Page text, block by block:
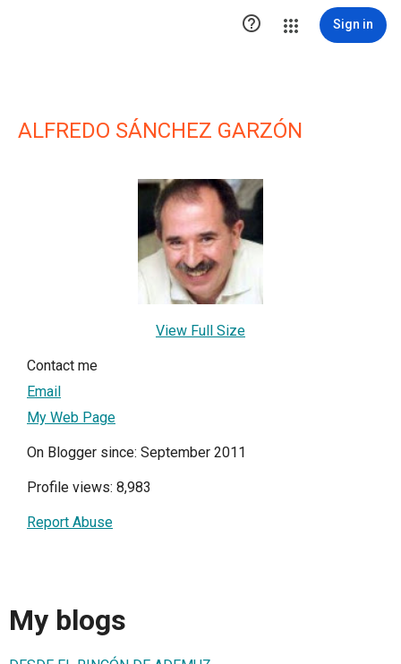
 Sign in
ALFREDO SÁNCHEZ GARZÓN
View Full Size
Contact me
Email
My Web Page
On Blogger since: September 2011
Profile views: 8,983
Report Abuse
My blogs